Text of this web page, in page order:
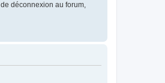
déconnexion au forum,